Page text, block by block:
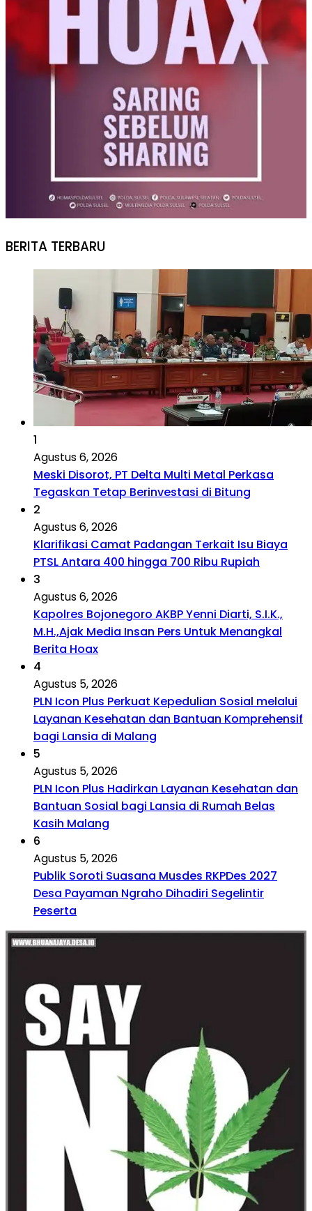
BERITA TERBARU
1
Agustus 6, 2026
Meski Disorot, PT Delta Multi Metal Perkasa
Tegaskan Tetap Berinvestasi di Bitung
2
Agustus 6, 2026
Klarifikasi Camat Padangan Terkait Isu Biaya
PTSL Antara 400 hingga 700 Ribu Rupiah
3
Agustus 6, 2026
Kapolres Bojonegoro AKBP Yenni Diarti, S.I.K.,
M.H.,Ajak Media Insan Pers Untuk Menangkal
Berita Hoax
4
Agustus 5, 2026
PLN Icon Plus Perkuat Kepedulian Sosial melalui
Layanan Kesehatan dan Bantuan Komprehensif
bagi Lansia di Malang
5
Agustus 5, 2026
PLN Icon Plus Hadirkan Layanan Kesehatan dan
Bantuan Sosial bagi Lansia di Rumah Belas
Kasih Malang
6
Agustus 5, 2026
Publik Soroti Suasana Musdes RKPDes 2027
Desa Payaman Ngraho Dihadiri Segelintir
Peserta